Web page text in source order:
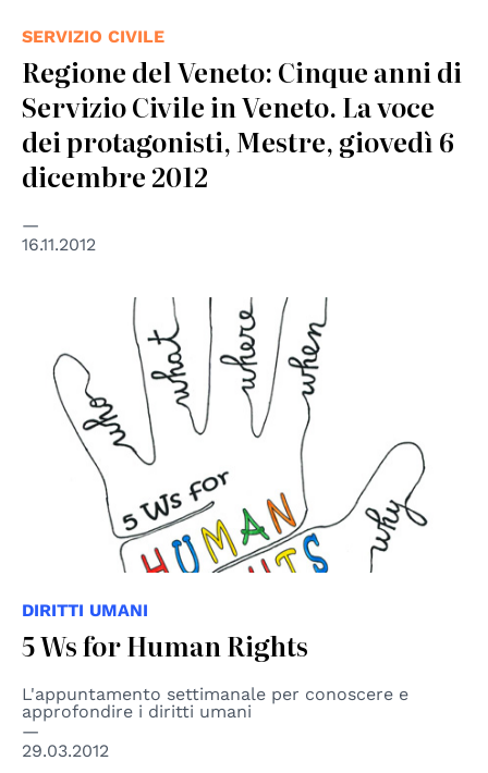
SERVIZIO CIVILE
Regione del Veneto: Cinque anni di
Servizio Civile in Veneto. La voce
dei protagonisti, Mestre, giovedì 6
dicembre 2012
16.11.2012
© Centro diritti umani - Università di Padova
DIRITTI UMANI
5 Ws for Human Rights
L'appuntamento settimanale per conoscere e
approfondire i diritti umani
29.03.2012